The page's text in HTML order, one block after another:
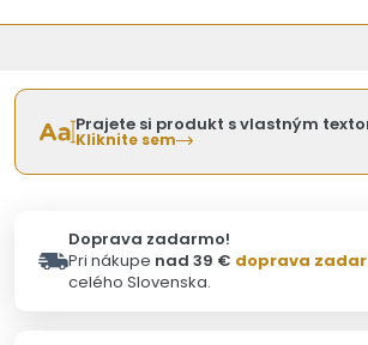
Prajete si produkt s vlastným
Kliknite sem
Doprava zadarmo!
Pri nákupe nad 39 € doprava
celého Slovenska.